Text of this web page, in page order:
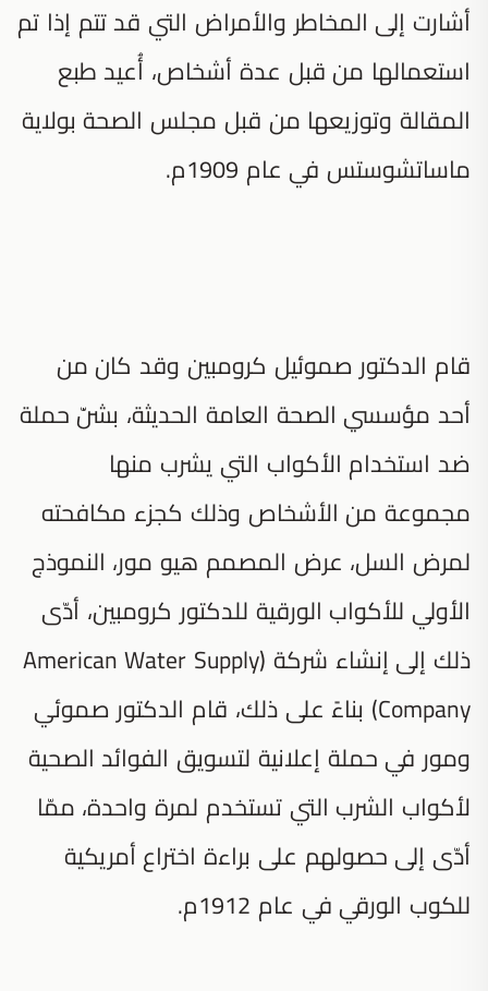
أشارت إلى المخاطر والأمراض التي قد تتم إذا تم
استعمالها من قبل عدة أشخاص، أُعيد طبع
المقالة وتوزيعها من قبل مجلس الصحة بولاية
ماساتشوستس في عام 1909م.
قام الدكتور صموئيل كرومبين وقد كان من
أحد مؤسسي الصحة العامة الحديثة، بشنّ حملة
ضد استخدام الأكواب التي يشرب منها
مجموعة من الأشخاص وذلك كجزء مكافحته
لمرض السل، عرض المصمم هيو مور، النموذج
الأولي للأكواب الورقية للدكتور كرومبين، أدّى
ذلك إلى إنشاء شركة (American Water Supply
Company) بناءً على ذلك، قام الدكتور صموئي
ومور في حملة إعلانية لتسويق الفوائد الصحية
لأكواب الشرب التي تستخدم لمرة واحدة، ممّا
أدّى إلى حصولهم على براءة اختراع أمريكية
للكوب الورقي في عام 1912م.